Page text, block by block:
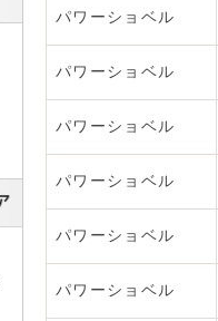
パワーショベル
パワーショベル
パワーショベル
パワーショベル
パワーショベル
パワーショベル